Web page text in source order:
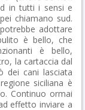
in tutti i sensi e
chiamano sud.
adottare
è bello, che
è bello,
la cartaccia dal
dei cani lasciata
siciliana è
Continuo ormai
effetto inviare a